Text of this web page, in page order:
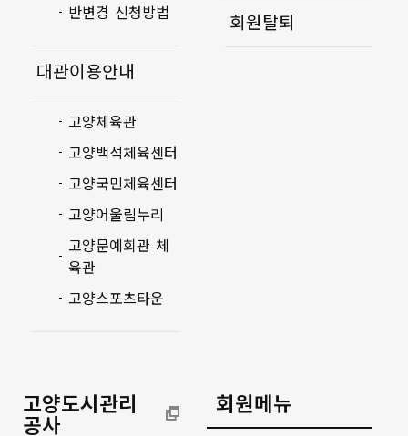
반변경 신청방법
대관이용안내
고양체육관
고양백석체육센터
고양국민체육센터
고양어울림누리
고양문예회관 체
육관
고양스포츠타운
회원탈퇴
고양도시관리
공사
회원메뉴